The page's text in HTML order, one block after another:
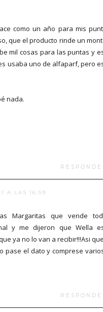
como un año para mis
que el producto rinde un
mil cosas para las puntas y
usaba uno de alfaparf, pero
nada.
A LAS 16:59
Margaritas que vende
y me dijeron que Wella
ya no lo van a recibir!!!Asi
pase el dato y comprese